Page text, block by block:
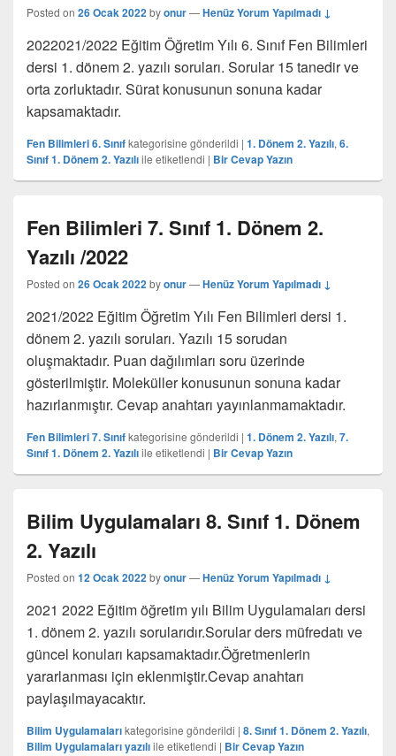
Posted on 26 Ocak 2022byonur—Henüz Yorum Yapılmadı ↓
2022021/2022 Eğitim Öğretim Yılı 6. Sınıf Fen Bilimleri
dersi 1. dönem 2. yazılı soruları. Sorular 15 tanedir ve
orta zorluktadır. Sürat konusunun sonuna kadar
kapsamaktadır.
Fen Bilimleri 6. Sınıfkategorisine gönderildi | 1. Dönem 2. Yazılı, 6.
Sınıf 1. Dönem 2. Yazılıile etiketlendi | Bir Cevap Yazın
Fen Bilimleri 7. Sınıf 1. Dönem 2.
Yazılı /2022
Posted on 26 Ocak 2022byonur—Henüz Yorum Yapılmadı ↓
2021/2022 Eğitim Öğretim Yılı Fen Bilimleri dersi 1.
dönem 2. yazılı soruları. Yazılı 15 sorudan
oluşmaktadır. Puan dağılımları soru üzerinde
gösterilmiştir. Moleküller konusunun sonuna kadar
hazırlanmıştır. Cevap anahtarı yayınlanmamaktadır.
Fen Bilimleri 7. Sınıfkategorisine gönderildi | 1. Dönem 2. Yazılı, 7.
Sınıf 1. Dönem 2. Yazılıile etiketlendi | Bir Cevap Yazın
Bilim Uygulamaları 8. Sınıf 1. Dönem
2. Yazılı
Posted on 12 Ocak 2022byonur—Henüz Yorum Yapılmadı ↓
2021 2022 Eğitim öğretim yılı Bilim Uygulamaları dersi
1. dönem 2. yazılı sorularıdır.Sorular ders müfredatı ve
güncel konuları kapsamaktadır.Öğretmenlerin
yararlanması için eklenmiştir.Cevap anahtarı
paylaşılmayacaktır.
Bilim Uygulamalarıkategorisine gönderildi | 8. Sınıf 1. Dönem 2. Yazılı,
Bilim Uygulamaları yazılıile etiketlendi | Bir Cevap Yazın